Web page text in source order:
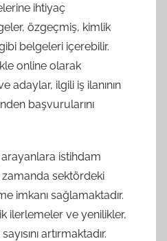
ihtiyaç
özgeçmiş, kimlik
belgeleri içerebilir.
online olarak
adaylar, ilgili iş ilanının
başvurularını
arayanlara istihdam
zamanda sektördeki
imkanı sağlamaktadır.
ilerlemeler ve yenilikler,
artırmaktadır.